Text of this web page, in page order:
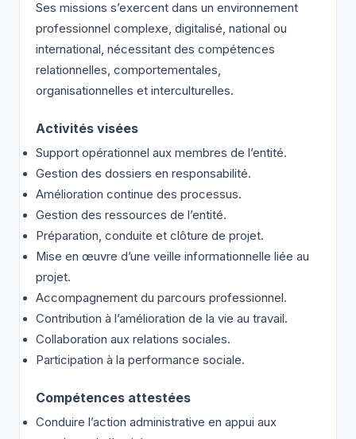
Ses missions s’exercent dans un environnement
professionnel complexe, digitalisé, national ou
international, nécessitant des compétences
relationnelles, comportementales,
organisationnelles et interculturelles.
Activités visées
Support opérationnel aux membres de l’entité.
Gestion des dossiers en responsabilité.
Amélioration continue des processus.
Gestion des ressources de l’entité.
Préparation, conduite et clôture de projet.
Mise en œuvre d’une veille informationnelle liée au
projet.
Accompagnement du parcours professionnel.
Contribution à l’amélioration de la vie au travail.
Collaboration aux relations sociales.
Participation à la performance sociale.
Compétences attestées
Conduire l’action administrative en appui aux